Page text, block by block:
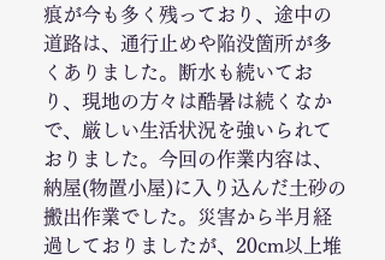
痕が今も多く残っており、途中の
道路は、通行止めや陥没箇所が多
くありました。断水も続いてお
り、現地の方々は酷暑は続くなか
で、厳しい生活状況を強いられて
おりました。今回の作業内容は、
納屋(物置小屋)に入り込んだ土砂の
搬出作業でした。災害から半月経
過しておりましたが、20cm以上堆